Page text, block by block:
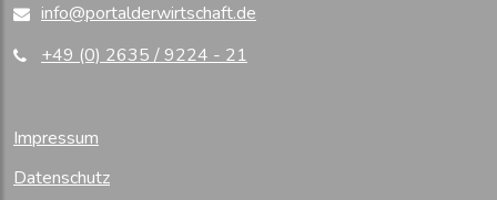
info@portalderwirtschaft.de
+49 (0) 2635 / 9224 - 21
Impressum
Datenschutz